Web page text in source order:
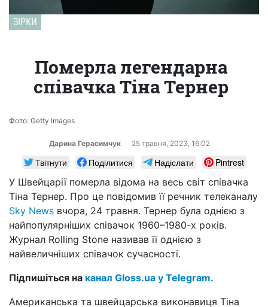
ЗІРКИ
Померла легендарна
співачка Тіна Тернер
Фото: Getty Images
Дарина Герасимчук 25 травня, 2023, 16:02
Твітнути Поділитися Надіслати
Pintrest
У Швейцарії померла відома на весь світ співачка
Тіна Тернер. Про це повідомив її речник телеканалу
Sky News вчора, 24 травня. Тернер була однією з
найпопулярніших співачок 1960–1980-х років.
Журнал Rolling Stone називав її однією з
найвеличніших співачок сучасності.
Підпишіться на канал Gloss.ua у Telegram.
Американська та швейцарська виконавиця Тіна